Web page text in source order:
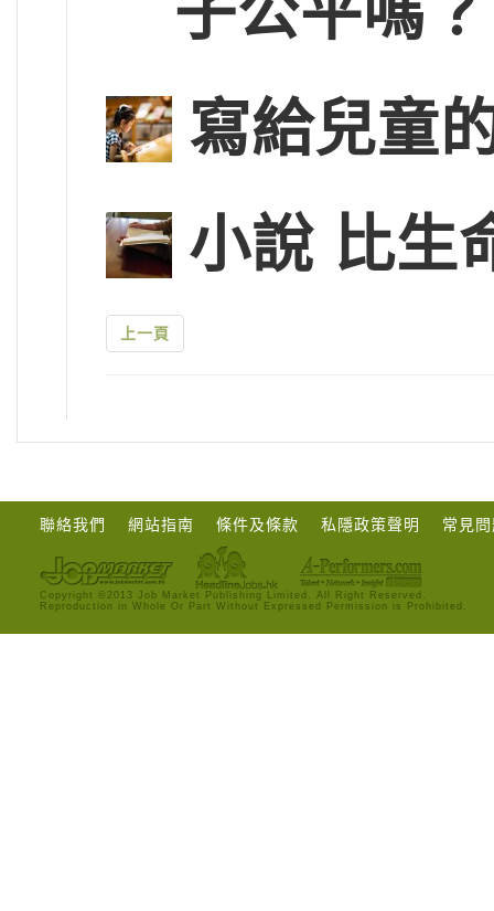
寫給兒童
小說 比生
上一頁
聯絡我們 網站指南 條件及條款 私隱政策聲明 常見
Copyright ©2013 Job Market Publishing Limited. All Right Reserved.
Reproduction in Whole Or Part Without Expressed Permission is Prohibited.